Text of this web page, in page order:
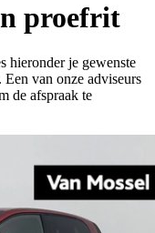
proefrit
hieronder je gewenste
van onze adviseurs
de afspraak te